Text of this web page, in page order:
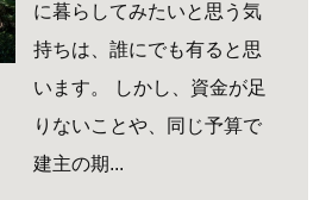
に暮らしてみたいと思う気
持ちは、誰にでも有ると思
います。 しかし、資金が足
りないことや、同じ予算で
建主の期...